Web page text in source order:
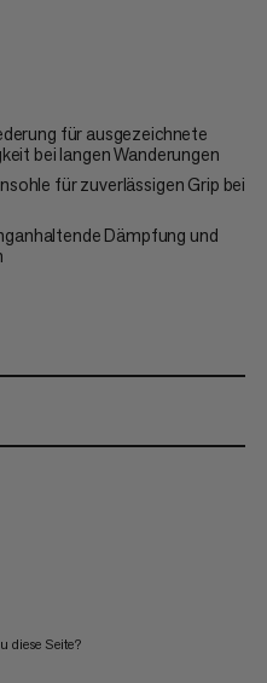
für ausgezeichnete
bei langen Wanderungen
für zuverlässigen Grip bei
Dämpfung und
diese Seite?